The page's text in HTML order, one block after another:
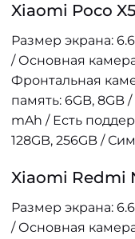
Xiaomi Poco
Размер экрана:
/ Основная
Фронтальная
память: 6GB, 8GB
mAh / Есть
128GB, 256GB /
Xiaomi Redmi
Размер экрана:
/ Основная